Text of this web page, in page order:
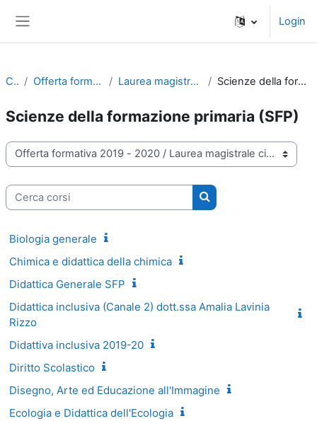
Login
Corsi Offerta formativa 2019 - 2020 Laurea magistrale ciclo unico 5 anni Scienze della formazione primaria (SFP)
Scienze della formazione primaria (SFP)
Categorie di corso
Cerca corsi
Cerca corsi
Biologia generale
Chimica e didattica della chimica
Didattica Generale SFP
Didattica inclusiva (Canale 2) dott.ssa Amalia Lavinia
Rizzo
Didattiva inclusiva 2019-20
Diritto Scolastico
Disegno, Arte ed Educazione all'Immagine
Ecologia e Didattica dell'Ecologia